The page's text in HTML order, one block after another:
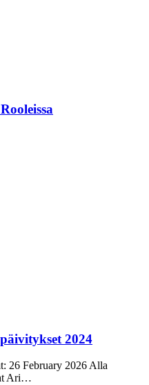
2024
26 February 2026 Alla
Ari…